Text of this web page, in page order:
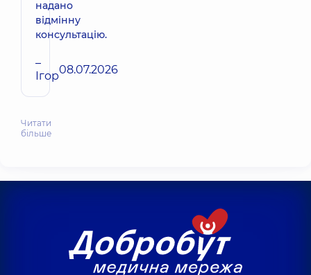
надано
відмінну
консультацію.
–
Ігор08.07.2026
Читати
більше